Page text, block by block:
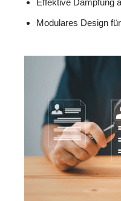
Effektive Dämpfung
Modulares Design